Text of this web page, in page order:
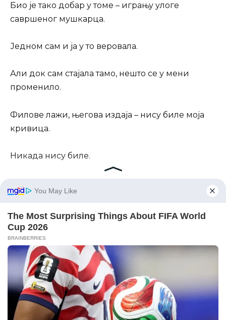
Био је тако добар у томе – игрању улоге
савршеног мушкарца.
Једном сам и ја у то веровала.
Али док сам стајала тамо, нешто се у мени
променило.
Филове лажи, његова издаја – нису биле моја
кривица.
Никада нису биле.
његов глас је био дубок и оштар.
„Надам се да не намераваш да кажеш Синти
шта се десило на тераси,“ рекао је, његове очи
су се сузиле.
„Зашто не бих?“ одговорила сам, скрштених
руку.